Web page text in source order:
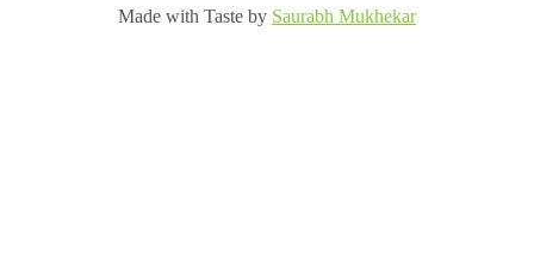
Made with Taste by Saurabh Mukhekar